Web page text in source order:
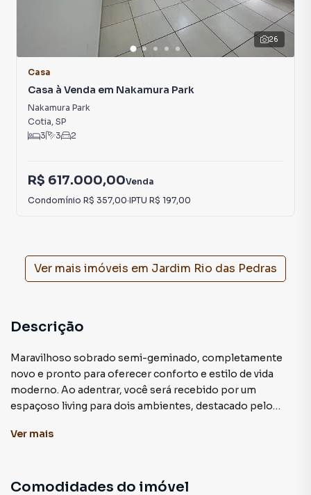
26
Casa
Casa à Venda em Nakamura Park
Nakamura Park
Cotia, SP
3
3 2
R$ 617.000,00Venda
Condomínio R$ 357,00·IPTU R$ 197,00
Ver mais imóveis em Jardim Rio das Pedras
Descrição
Maravilhoso sobrado semi-geminado, completamente
novo e pronto para oferecer conforto e estilo de vida
moderno. Ao adentrar, você será recebido por um
espaçoso living para dois ambientes, destacado pelo
atmosfera contemporânea e acolhedora.
conveniências do dia a dia. A cozinha, ampla e funcional,
Ver mais
Comodidades do imóvel